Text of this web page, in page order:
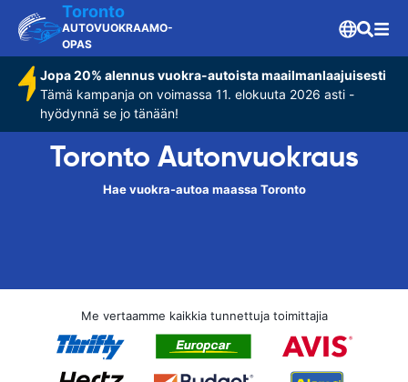
Toronto
AUTOVUOKRAAMO-
OPAS
Jopa 20% alennus vuokra-autoista maailmanlaajuisesti
Tämä kampanja on voimassa 11. elokuuta 2026 asti -
hyödynnä se jo tänään!
Toronto Autonvuokraus
Hae vuokra-autoa maassa Toronto
Me vertaamme kaikkia tunnettuja toimittajia